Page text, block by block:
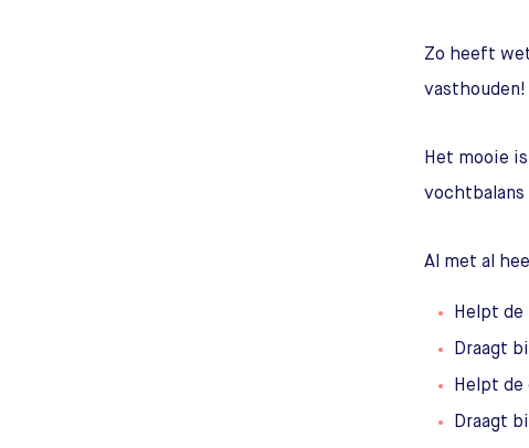
Zo heeft
vasthouden!
Het mooie
Al met al
Helpt
Draagt
Helpt
Draagt